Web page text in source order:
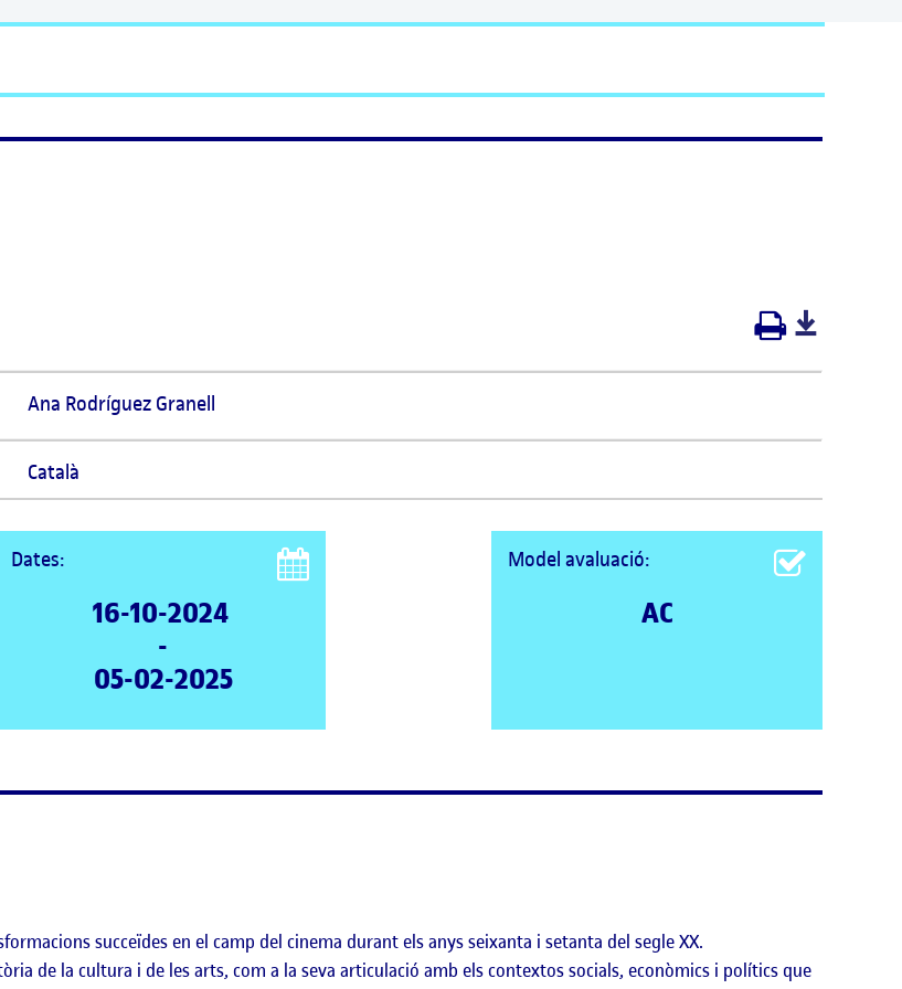
Ana Rodríguez Granell
Català
Dates:
16-10-2024
-
05-02-2025
Model avaluació:
AC
succeïdes en el camp del cinema durant els anys seixanta i setanta del segle XX.
de la cultura i de les arts, com a la seva articulació amb els contextos socials, econòmics i polítics que